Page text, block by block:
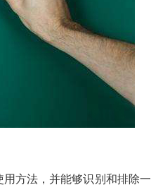
方法，并能够识别和排除一